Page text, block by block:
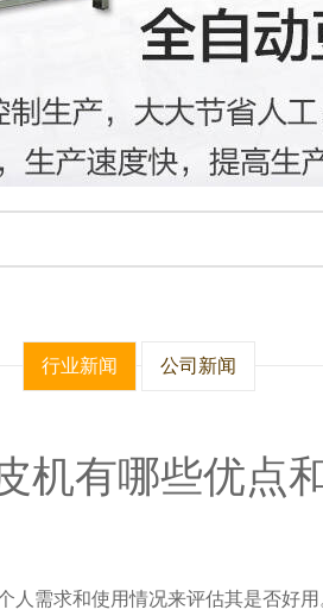
行业新闻 公司新闻
机有哪些优点
需求和使用情况来评估其是否好